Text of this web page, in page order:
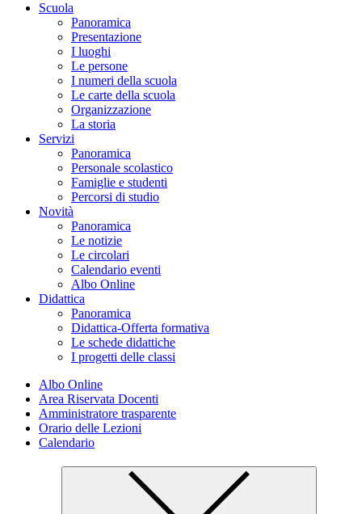
Scuola
Panoramica
Presentazione
I luoghi
Le persone
I numeri della scuola
Le carte della scuola
Organizzazione
La storia
Servizi
Panoramica
Personale scolastico
Famiglie e studenti
Percorsi di studio
Novità
Panoramica
Le notizie
Le circolari
Calendario eventi
Albo Online
Didattica
Panoramica
Didattica-Offerta formativa
Le schede didattiche
I progetti delle classi
Albo Online
Area Riservata Docenti
Amministratore trasparente
Orario delle Lezioni
Calendario